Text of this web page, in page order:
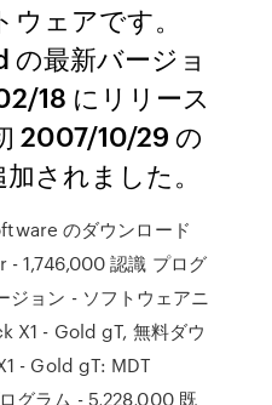
ェアです。
最新バージョ
18 にリリース
2007/10/29 の
されました。
のダウンロード
1,746,000 認識 プログ
ョン - ソフトウェアニ
X1 - Gold gT, 無料ダウ
- Gold gT: MDT
グラム - 5,228,000 既